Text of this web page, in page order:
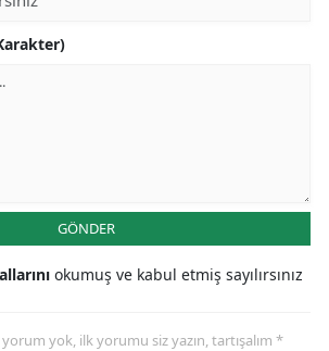
GÖNDER
okumuş ve kabul etmiş sayılırsınız
yok, ilk yorumu siz yazın, tartışalım *